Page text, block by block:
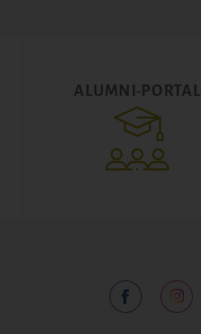
ALUMNI-PORTAL